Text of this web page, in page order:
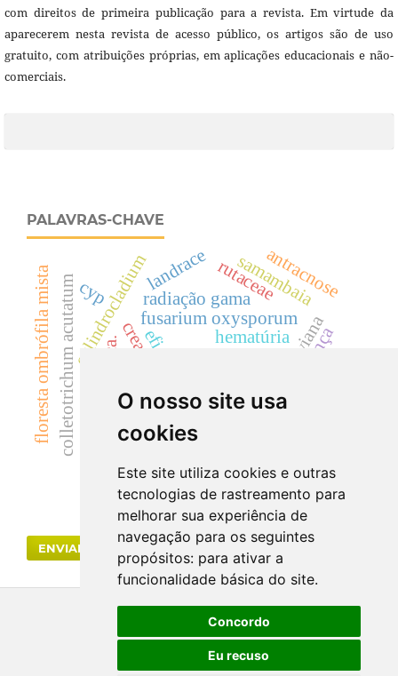
O nosso site usa
cookies
Este site utiliza cookies e outras
tecnologias de rastreamento para
melhorar sua experiência de
navegação para os seguintes
propósitos: para ativar a
funcionalidade básica do site.
Concordo
Eu recuso
com direitos de primeira publicação para a revista. Em virtude da
aparecerem nesta revista de acesso público, os artigos são de uso
gratuito, com atribuições próprias, em aplicações educacionais e não-
comerciais.
PALAVRAS-CHAVE
creatinina
dicksoniaceaedicksonia sellowiana
cylindrocladium
colletotrichum acutatum fusarium oxysporum
acácias
cilindrúria.
uréia
floresta ombrófila mista hematúria
radiação gama
landrace rutaceae
samambaia
mata atlântica.
antracnose
segurança
eficácia
cyp
ENVIAR SUBMISSÃO